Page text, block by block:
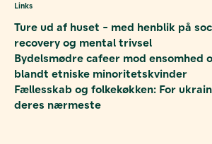
Links
Ture ud af huset - med henblik på
recovery og mental trivsel
Bydelsmødre cafeer mod ensomhed
blandt etniske minoritetskvinder
Fællesskab og folkekøkken: For
deres nærmeste